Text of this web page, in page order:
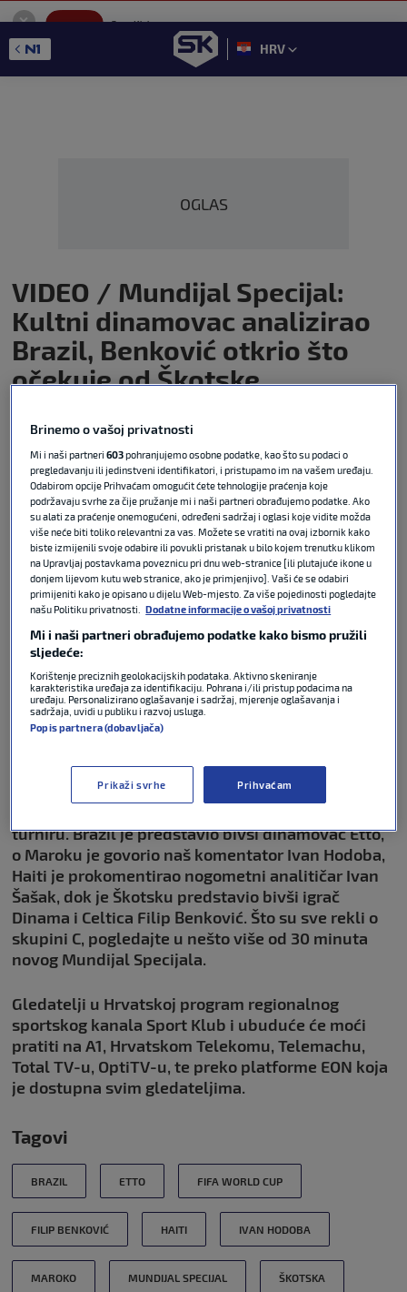
SportKlub
GET - On the Google Play
HRV
OGLAS
VIDEO / Mundijal Specijal:
Kultni dinamovac analizirao
Brazil, Benković otkrio što
očekuje od Škotske
Podijeli :
U petoj epizodi našeg Mundijal Specijala fokus je
bio na skupini C Svjetskog prvenstva, u kojoj se
Draganović i ovoga je puta ugostio zanimljive
sugovornike iz nogometnog svijeta koji su
turniru. Brazil je predstavio bivši dinamovac Etto,
o Maroku je govorio naš komentator Ivan Hodoba,
Haiti je prokomentirao nogometni analitičar Ivan
Šašak, dok je Škotsku predstavio bivši igrač
Dinama i Celtica Filip Benković. Što su sve rekli o
skupini C, pogledajte u nešto više od 30 minuta
novog Mundijal Specijala.
Gledatelji u Hrvatskoj program regionalnog
sportskog kanala Sport Klub i ubuduće će moći
pratiti na A1, Hrvatskom Telekomu, Telemachu,
Total TV-u, OptiTV-u, te preko platforme EON koja
je dostupna svim gledateljima.
Tagovi
BRAZIL ETTO FIFA WORLD CUP
FILIP BENKOVIĆ HAITI IVAN HODOBA
MAROKO MUNDIJAL SPECIJAL ŠKOTSKA
Brinemo o vašoj privatnosti
Mi i naši partneri603pohranjujemo osobne podatke, kao što su podaci o
pregledavanju ili jedinstveni identifikatori, i pristupamo im na vašem uređaju.
Odabirom opcije Prihvaćam omogućit ćete tehnologije praćenja koje
podržavaju svrhe za čije pružanje mi i naši partneri obrađujemo podatke. Ako
su alati za praćenje onemogućeni, određeni sadržaj i oglasi koje vidite možda
više neće biti toliko relevantni za vas. Možete se vratiti na ovaj izbornik kako
biste izmijenili svoje odabire ili povukli pristanak u bilo kojem trenutku klikom
na Upravljaj postavkama poveznicu pri dnu web-stranice [ili plutajuće ikone u
donjem lijevom kutu web stranice, ako je primjenjivo]. Vaši će se odabiri
primijeniti kako je opisano u dijelu Web-mjesto. Za više pojedinosti pogledajte
našu Politiku privatnosti.
Dodatne informacije o vašoj privatnosti
Mi i naši partneri obrađujemo podatke kako bismo pružili
sljedeće:
Korištenje preciznih geolokacijskih podataka. Aktivno skeniranje
karakteristika uređaja za identifikaciju. Pohrana i/ili pristup podacima na
uređaju. Personalizirano oglašavanje i sadržaj, mjerenje oglašavanja i
sadržaja, uvidi u publiku i razvoj usluga.
Popis partnera (dobavljača)
Prikaži svrhe Prihvaćam